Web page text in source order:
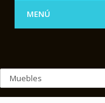
MENÚ